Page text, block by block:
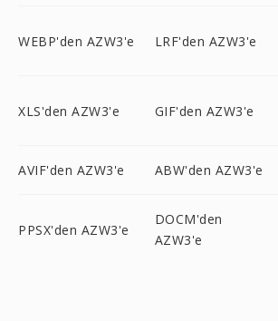
WEBP'den AZW3'e LRF'den AZW3'e
XLS'den AZW3'e GIF'den AZW3'e
AVIF'den AZW3'e ABW'den AZW3'e
PPSX'den AZW3'e
DOCM'den
AZW3'e